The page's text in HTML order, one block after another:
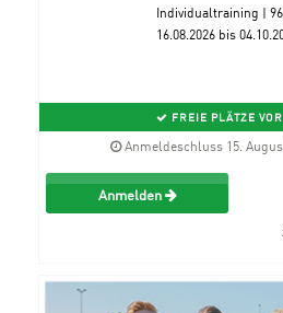
Individualtraining |
16.08.2026 bis
FREIE PLÄTZE
Anmeldeschluss 15.
Anmelden